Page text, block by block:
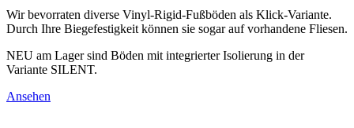
Wir bevorraten diverse Vinyl-Rigid-Fußböden als Klick-Variante.
Durch Ihre Biegefestigkeit können sie sogar auf vorhandene Fliesen.
NEU am Lager sind Böden mit integrierter Isolierung in der
Variante SILENT.
Ansehen